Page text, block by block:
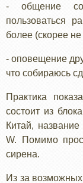
- общение
пользоваться
более (скорее
- оповещение
что собираюсь
Практика
состоит из
Китай,
W. Помимо
сирена.
Из за